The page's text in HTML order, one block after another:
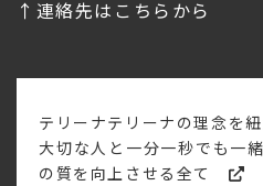
↑連絡先はこちらから
テリーナテリーナの理念を紐
大切な人と一分一秒でも一
の質を向上させる全て